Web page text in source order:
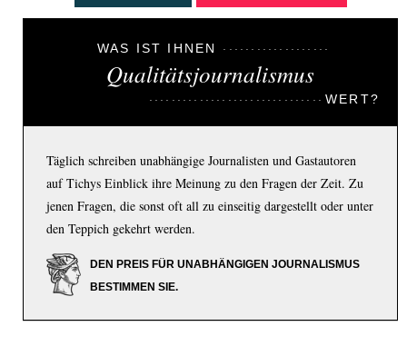
WAS IST IHNEN
Qualitätsjournalismus
WERT?
Täglich schreiben unabhängige Journalisten und Gastautoren
auf Tichys Einblick ihre Meinung zu den Fragen der Zeit. Zu
jenen Fragen, die sonst oft all zu einseitig dargestellt oder unter
den Teppich gekehrt werden.
DEN PREIS FÜR UNABHÄNGIGEN JOURNALISMUS
BESTIMMEN SIE.